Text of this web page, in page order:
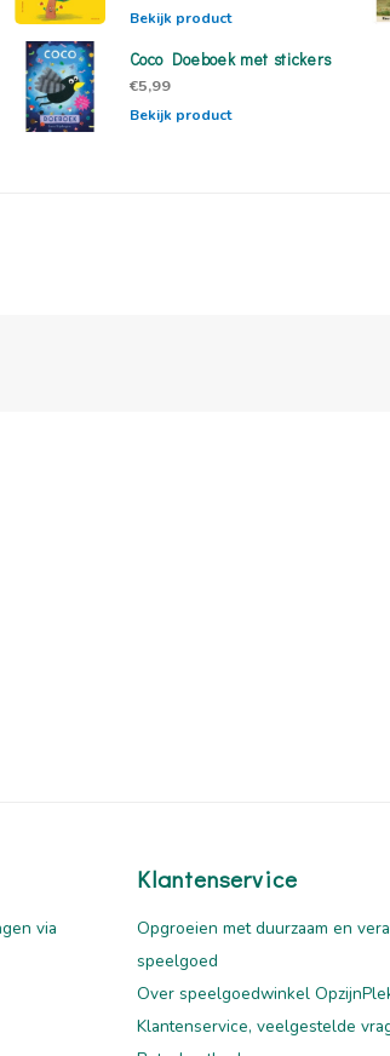
Bekijk product
Coco Doeboek met stickers
€5,99
Bekijk product
via
Klantenservice
Opgroeien met duurzaam en
speelgoed
Over speelgoedwinkel
Klantenservice, veelgestelde